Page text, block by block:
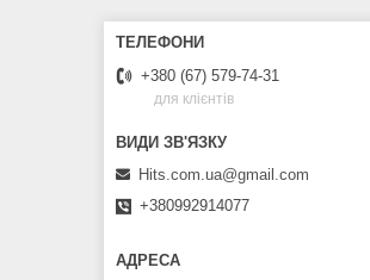
+380 (67) 579-74-31
для клієнтів
Hits.com.ua@gmail.com
+380992914077